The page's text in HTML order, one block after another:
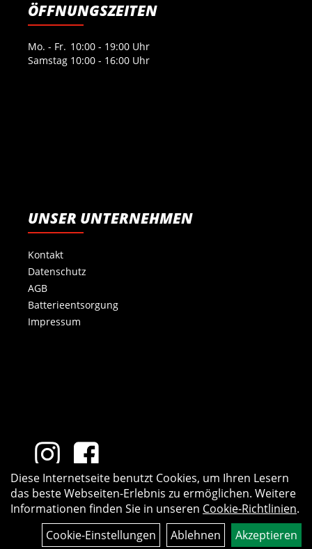
ÖFFNUNGSZEITEN
Mo. - Fr. 10:00 - 19:00 Uhr
Samstag 10:00 - 16:00 Uhr
UNSER UNTERNEHMEN
Kontakt
Datenschutz
AGB
Batterieentsorgung
Impressum
Diese Internetseite benutzt Cookies, um Ihren Lesern
das beste Webseiten-Erlebnis zu ermöglichen. Weitere
Informationen finden Sie in unseren Cookie-Richtlinien.
Cookie-Einstellungen
Ablehnen Akzeptieren